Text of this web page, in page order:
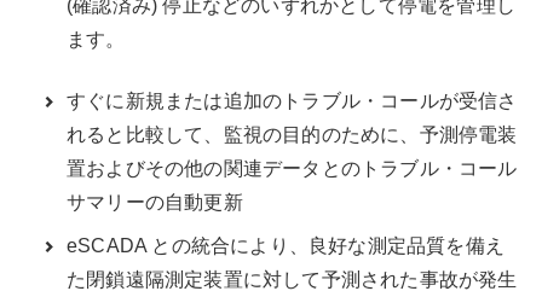
(確認済み) 停止などのいずれかとして停電を管理し
ます。
すぐに新規または追加のトラブル・コールが受信さ
れると比較して、監視の目的のために、予測停電装
置およびその他の関連データとのトラブル・コール
サマリーの自動更新
eSCADA との統合により、良好な測定品質を備え
た閉鎖遠隔測定装置に対して予測された事故が発生